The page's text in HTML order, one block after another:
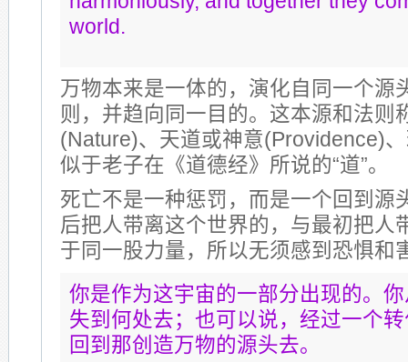
world.
万物本来是一体的，演化自同一个源
则，并趋向同一目的。这本源和法则
(Nature)、天道或神意(Providence)
似于老子在《道德经》所说的“道”。
死亡不是一种惩罚，而是一个回到源
后把人带离这个世界的，与最初把人
于同一股力量，所以无须感到恐惧和
你是作为这宇宙的一部分出现的。
失到何处去；也可以说，经过一个
回到那创造万物的源头去。